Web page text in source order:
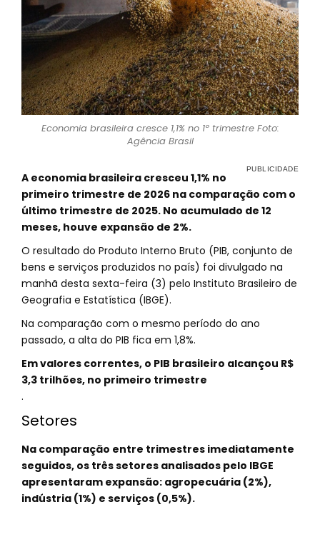
Economia brasileira cresce 1,1% no 1º trimestre Foto:
Agência Brasil
A economia brasileira cresceu 1,1% no
primeiro trimestre de 2026 na comparação com o
último trimestre de 2025. No acumulado de 12
meses, houve expansão de 2%.
O resultado do Produto Interno Bruto (PIB, conjunto de
bens e serviços produzidos no país) foi divulgado na
manhã desta sexta-feira (3) pelo Instituto Brasileiro de
Geografia e Estatística (IBGE).
Na comparação com o mesmo período do ano
passado, a alta do PIB fica em 1,8%.
Em valores correntes, o PIB brasileiro alcançou R$
3,3 trilhões, no primeiro trimestre
.
Setores
Na comparação entre trimestres imediatamente
seguidos, os três setores analisados pelo IBGE
apresentaram expansão: agropecuária (2%),
indústria (1%) e serviços (0,5%).